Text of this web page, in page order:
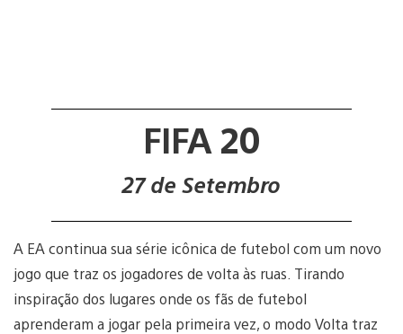
FIFA 20
27 de Setembro
A EA continua sua série icônica de futebol com um novo
jogo que traz os jogadores de volta às ruas. Tirando
inspiração dos lugares onde os fãs de futebol
aprenderam a jogar pela primeira vez, o modo Volta traz